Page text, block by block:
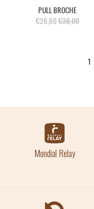
PULL BROCHE
€26,60€38,00
1
Mondial Relay